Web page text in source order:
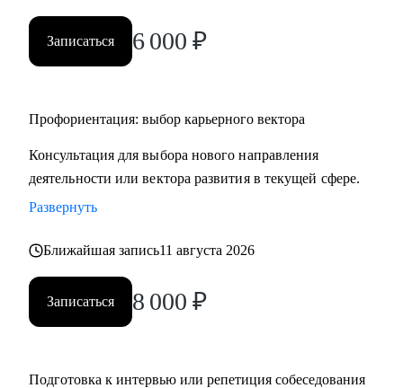
• HR и рекрутерам
• Специалистам в продажах и развитии бизнеса
Записаться 6 000 ₽
Профориентация: выбор карьерного вектора
Консультация для выбора нового направления
деятельности или вектора развития в текущей сфере.
Развернуть
Ближайшая запись11 августа 2026
Записаться 8 000 ₽
Подготовка к интервью или репетиция собеседования